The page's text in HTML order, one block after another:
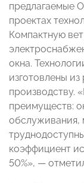
предлагаемые
проектах
Компактную
окна.
изготовлены
производству.
преимуществ:
обслуживания,
коэффициент
50%», —